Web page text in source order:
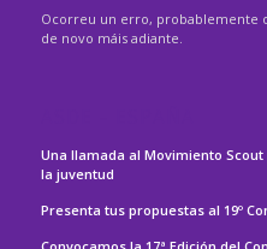
Ocorreu un erro, probablemente
de novo máis adiante.
Una llamada al Movimiento
la juventud
Presenta tus propuestas al 19º